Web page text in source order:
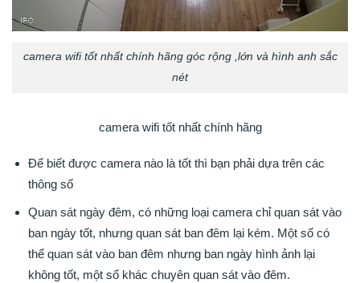
camera wifi tốt nhất chính hãng góc rộng ,lớn và hình anh sắc
nét
camera wifi tốt nhất chính hãng
Để biết được camera nào là tốt thì bạn phải dựa trên các
thông số
Quan sát ngày đêm, có những loại camera chỉ quan sát vào
ban ngày tốt, nhưng quan sát ban đêm lại kém. Một số có
thể quan sát vào ban đêm nhưng ban ngày hình ảnh lại
không tốt, một số khác chuyên quan sát vào đêm.